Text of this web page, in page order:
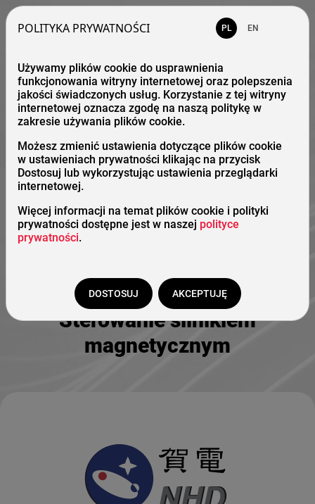
Sterowanie silnikiem
magnetycznym
POLITYKA PRYWATNOŚCI PL EN
Używamy plików cookie do usprawnienia
funkcjonowania witryny internetowej oraz polepszenia
jakości świadczonych usług. Korzystanie z tej witryny
internetowej oznacza zgodę na naszą politykę w
zakresie używania plików cookie.
Możesz zmienić ustawienia dotyczące plików cookie
w ustawieniach prywatności klikając na przycisk
Dostosuj lub wykorzystując ustawienia przeglądarki
internetowej.
Więcej informacji na temat plików cookie i polityki
prywatności dostępne jest w naszej polityce
prywatności.
DOSTOSUJ AKCEPTUJĘ